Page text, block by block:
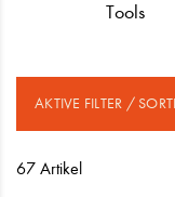
Tools
AKTIVE FILTER /
67 Artikel